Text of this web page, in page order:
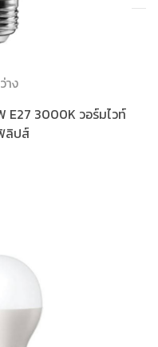
าง
E27 3000K วอร์มไวท์
ลิปส์